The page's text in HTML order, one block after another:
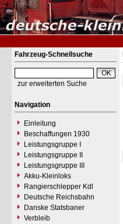
Fahrzeug-Schnellsuche
zur erweiterten Suche
Navigation
Einleitung
Beschaffungen 1930
Leistungsgruppe I
Leistungsgruppe II
Leistungsgruppe III
Akku-Kleinloks
Rangierschlepper Kdl
Deutsche Reichsbahn
Danske Statsbaner
Verbleib